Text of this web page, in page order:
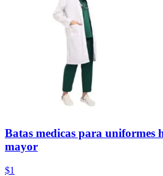
Batas medicas para uniformes
mayor
$1